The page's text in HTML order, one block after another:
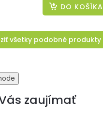
DO KOŠÍKA
všetky podobné produkty
zaujímať